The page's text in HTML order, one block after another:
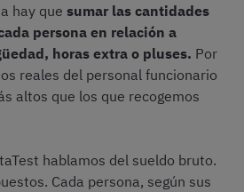
hay que sumar las cantidades
persona en relación a
horas extra o pluses. Por
reales del personal funcionario
altos que los que recogemos
hablamos del sueldo bruto.
Cada persona, según sus